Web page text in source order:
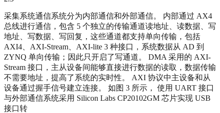
采集系统通信系统分为内部通信和外部通信。 内部通过 AX4
总线进行通信，包含 5 个独立的传输通道读地址、读数据、写
地址、写数据、写回复，这些通道都支持单向传输，包括
AXI4、AXI-Stream、AXI-lite 3 种接口，系统数据从 AD 到
ZYNQ 单向传输；因此只开启了写通道。 DMA 采用的 AXI-
Stream 接口，主从设备间能够直接进行数据的读取，数据传输
不需要地址，提高了系统的实时性。 AXI 协议中主设备和从
设备通过握手信号建立连接。 如图 3 所示， 使用 UART 接口
与外部通信系统采用 Silicon Labs CP20102GM 芯片实现 USB
接口转